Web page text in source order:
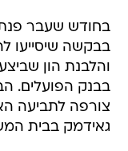
בחודש שעבר
בבקשה שיסייעו
והלבנת הון
בבנק הפועלים.
צורפה לתביעה
גאידמק בבית